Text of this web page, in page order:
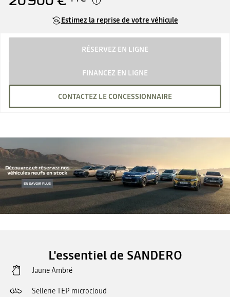
Estimez la reprise de votre véhicule
RÉSERVEZ EN LIGNE
FINANCEZ EN LIGNE
CONTACTEZ LE CONCESSIONNAIRE
L'essentiel de SANDERO
Jaune Ambré
Sellerie TEP microcloud